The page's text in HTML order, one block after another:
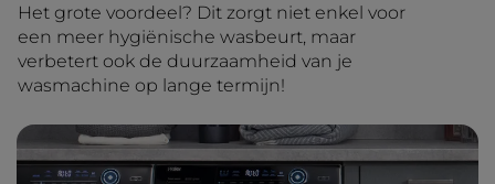
Het grote voordeel? Dit zorgt niet enkel voor
een meer hygiënische wasbeurt, maar
verbetert ook de duurzaamheid van je
wasmachine op lange termijn!